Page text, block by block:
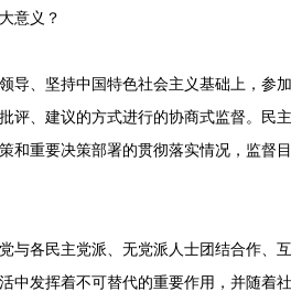
意义？
导、坚持中国特色社会主义基础上，参
评、建议的方式进行的协商式监督。民
和重要决策部署的贯彻落实情况，监督
与各民主党派、无党派人士团结合作、
中发挥着不可替代的重要作用，并随着